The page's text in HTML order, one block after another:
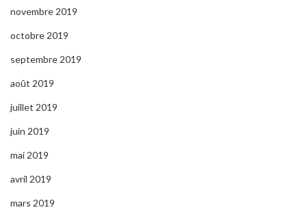
novembre 2019
octobre 2019
septembre 2019
août 2019
juillet 2019
juin 2019
mai 2019
avril 2019
mars 2019